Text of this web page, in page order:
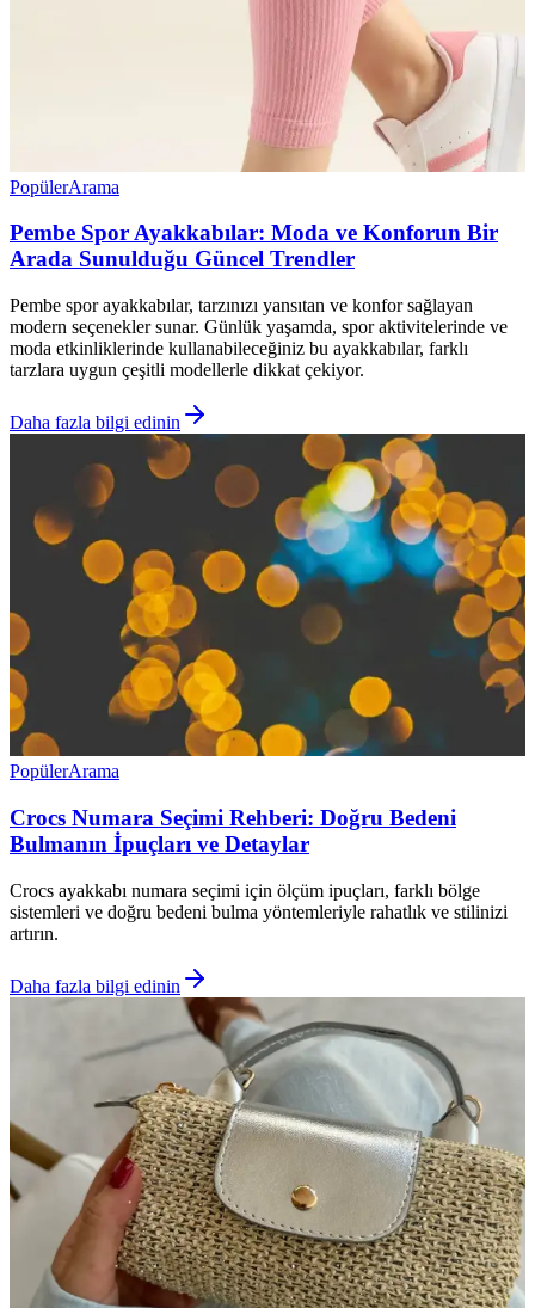
PopülerArama
Pembe Spor Ayakkabılar: Moda ve Konforun Bir
Arada Sunulduğu Güncel Trendler
Pembe spor ayakkabılar, tarzınızı yansıtan ve konfor sağlayan
modern seçenekler sunar. Günlük yaşamda, spor aktivitelerinde ve
moda etkinliklerinde kullanabileceğiniz bu ayakkabılar, farklı
tarzlara uygun çeşitli modellerle dikkat çekiyor.
Daha fazla bilgi edinin
PopülerArama
Crocs Numara Seçimi Rehberi: Doğru Bedeni
Bulmanın İpuçları ve Detaylar
Crocs ayakkabı numara seçimi için ölçüm ipuçları, farklı bölge
sistemleri ve doğru bedeni bulma yöntemleriyle rahatlık ve stilinizi
artırın.
Daha fazla bilgi edinin